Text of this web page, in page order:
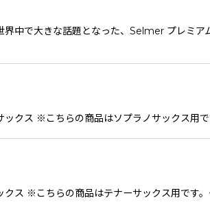
中で大きな話題となった、Selmer プレミ
クス ※こちらの商品はソプラノサックス用
ス ※こちらの商品はテナーサックス用です